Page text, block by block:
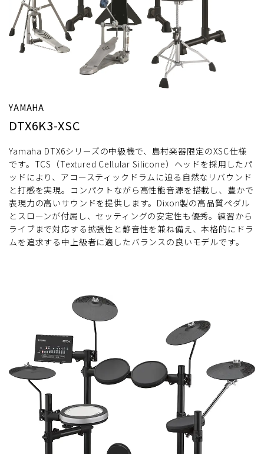
YAMAHA
DTX6K3-XSC
Yamaha DTX6シリーズの中級機で、島村楽器限定のXSC仕様
です。TCS（Textured Cellular Silicone）ヘッドを採用したパ
ッドにより、アコースティックドラムに迫る自然なリバウンド
と打感を実現。コンパクトながら高性能音源を搭載し、豊かで
表現力の高いサウンドを提供します。Dixon製の高品質ペダル
とスローンが付属し、セッティングの安定性も優秀。練習から
ライブまで対応する拡張性と静音性を兼ね備え、本格的にドラ
ムを追求する中上級者に適したバランスの良いモデルです。